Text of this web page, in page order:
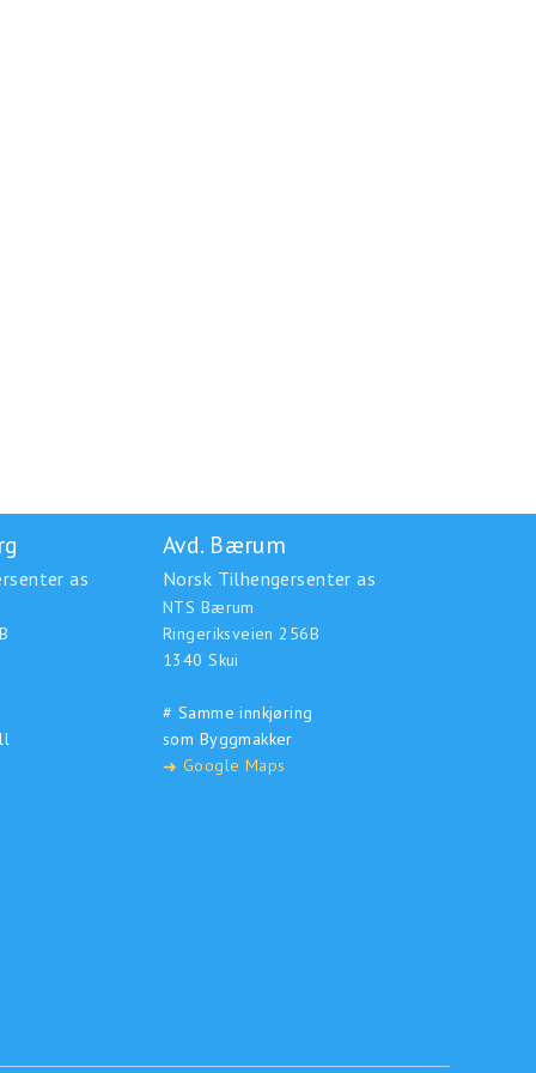
as
Avd. Bærum
Norsk Tilhengersenter as
NTS Bærum
Ringeriksveien 256B
1340 Skui
# Samme innkjøring
som Byggmakker
➜ Google Maps